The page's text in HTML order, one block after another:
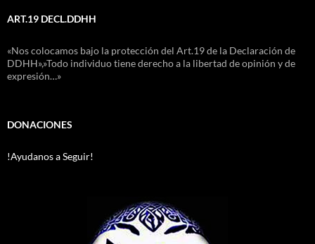
ART.19 DECL.DDHH
«Nos colocamos bajo la protección del Art.19 de la Declaración de
DDHH»,»Todo individuo tiene derecho a la libertad de opinión y de
expresión…»
DONACIONES
!Ayudanos a Seguir!